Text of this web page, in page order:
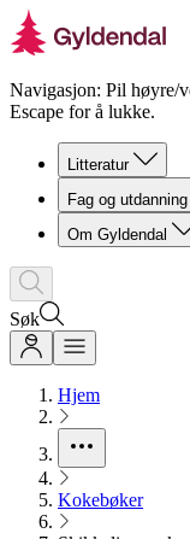
Navigasjon: Pil høyre/
Escape for å lukke.
Litteratur
Fag og utdanning
Om Gyldendal
Søk
Hjem
Kokebøker